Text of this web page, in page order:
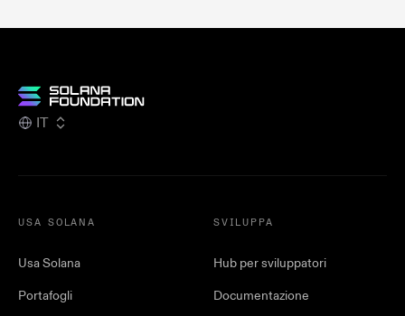
IT
USA SOLANA
Usa Solana
Portafogli
SVILUPPA
Hub per sviluppatori
Documentazione